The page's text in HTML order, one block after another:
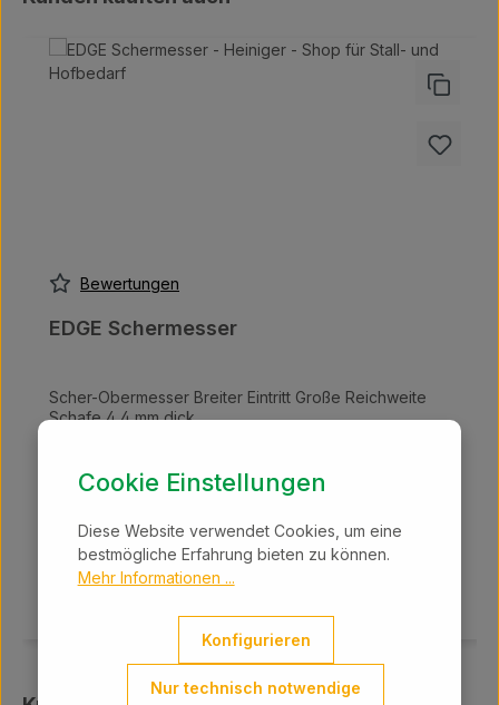
Bewertungen
EDGE Schermesser
Scher-Obermesser Breiter Eintritt Große Reichweite
Schafe 4,4 mm dick
Regulärer Preis:
12,50 €
In den Warenkorb
Produktgalerie überspringen
Cookie Einstellungen
Diese Website verwendet Cookies, um eine
bestmögliche Erfahrung bieten zu können.
Mehr Informationen ...
Nur technisch notwendige
Konfigurieren